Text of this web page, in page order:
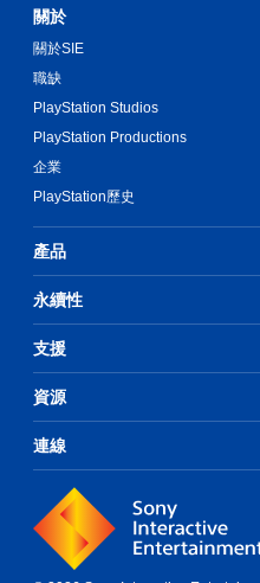
關於
關於SIE
職缺
PlayStation Studios
PlayStation Productions
企業
PlayStation歷史
產品
永續性
支援
資源
連線